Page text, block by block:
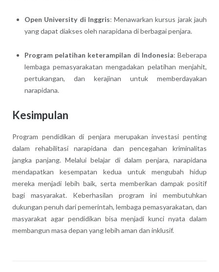
Open University di Inggris: Menawarkan kursus jarak jauh
yang dapat diakses oleh narapidana di berbagai penjara.
Program pelatihan keterampilan di Indonesia: Beberapa
lembaga pemasyarakatan mengadakan pelatihan menjahit,
pertukangan, dan kerajinan untuk memberdayakan
narapidana.
Kesimpulan
Program pendidikan di penjara merupakan investasi penting
dalam rehabilitasi narapidana dan pencegahan kriminalitas
jangka panjang. Melalui belajar di dalam penjara, narapidana
mendapatkan kesempatan kedua untuk mengubah hidup
mereka menjadi lebih baik, serta memberikan dampak positif
bagi masyarakat. Keberhasilan program ini membutuhkan
dukungan penuh dari pemerintah, lembaga pemasyarakatan, dan
masyarakat agar pendidikan bisa menjadi kunci nyata dalam
membangun masa depan yang lebih aman dan inklusif.